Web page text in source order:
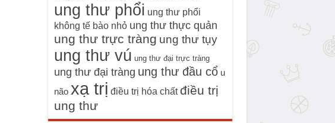
ung thư phổi ung thư phổi
không tế bào nhỏ ung thư thực quản
ung thư trực tràng ung thư tụy
ung thư vú ung thư đại trực tràng
ung thư đại tràng ung thư đầu cổ u
não xạ trị điều trị hóa chất điều trị
ung thư